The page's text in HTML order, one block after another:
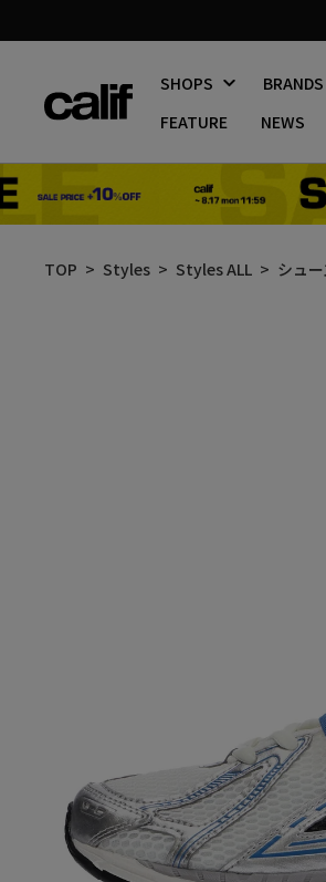
SHOPS BRANDS
FEATURE
NEWS
TOP Styles Styles ALL シュ